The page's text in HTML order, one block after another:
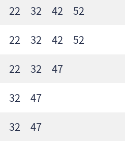
22 32 42 52
22 32 42 52
22 32 47
32 47
32 47